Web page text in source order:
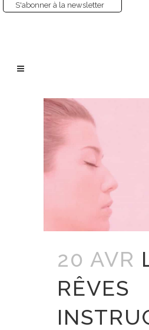
S'abonner à la newsletter
20 AVR
RÊVES